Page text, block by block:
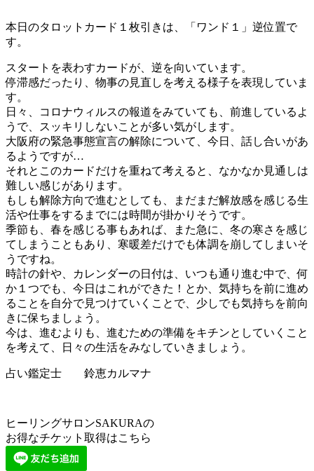
本日のタロットカード１枚引きは、「ワンド１」逆位置で
す。
スタートを表わすカードが、逆を向いています。
停滞感だったり、物事の見直しを考える様子を表現していま
す。
日々、コロナウィルスの報道をみていても、前進しているよ
うで、スッキリしないことが多い気がします。
大阪府の緊急事態宣言の解除について、今日、話し合いがあ
るようですが…
それとこのカードだけを重ねて考えると、なかなか見通しは
難しい感じがあります。
もしも解除方向で進むとしても、まだまだ解放感を感じる生
活や仕事をするまでには時間が掛かりそうです。
季節も、春を感じる事もあれば、また急に、冬の寒さを感じ
てしまうこともあり、寒暖差だけでも体調を崩してしまいそ
うですね。
時計の針や、カレンダーの日付は、いつも通り進む中で、何
か１つでも、今日はこれができた！とか、気持ちを前に進め
ることを自分で見つけていくことで、少しでも気持ちを前向
きに保ちましょう。
今は、進むよりも、進むための準備をキチンとしていくこと
を考えて、日々の生活をみなしていきましょう。
占い鑑定士 鈴恵カルマナ
ヒーリングサロンSAKURAの
お得なチケット取得はこちら